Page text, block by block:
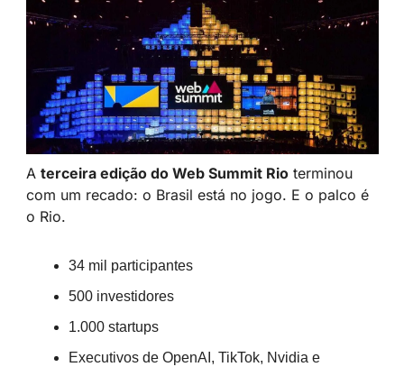
A terceira edição do Web Summit Rio terminou
com um recado: o Brasil está no jogo. E o palco é
o Rio.
34 mil participantes
500 investidores
1.000 startups
Executivos de OpenAI, TikTok, Nvidia e